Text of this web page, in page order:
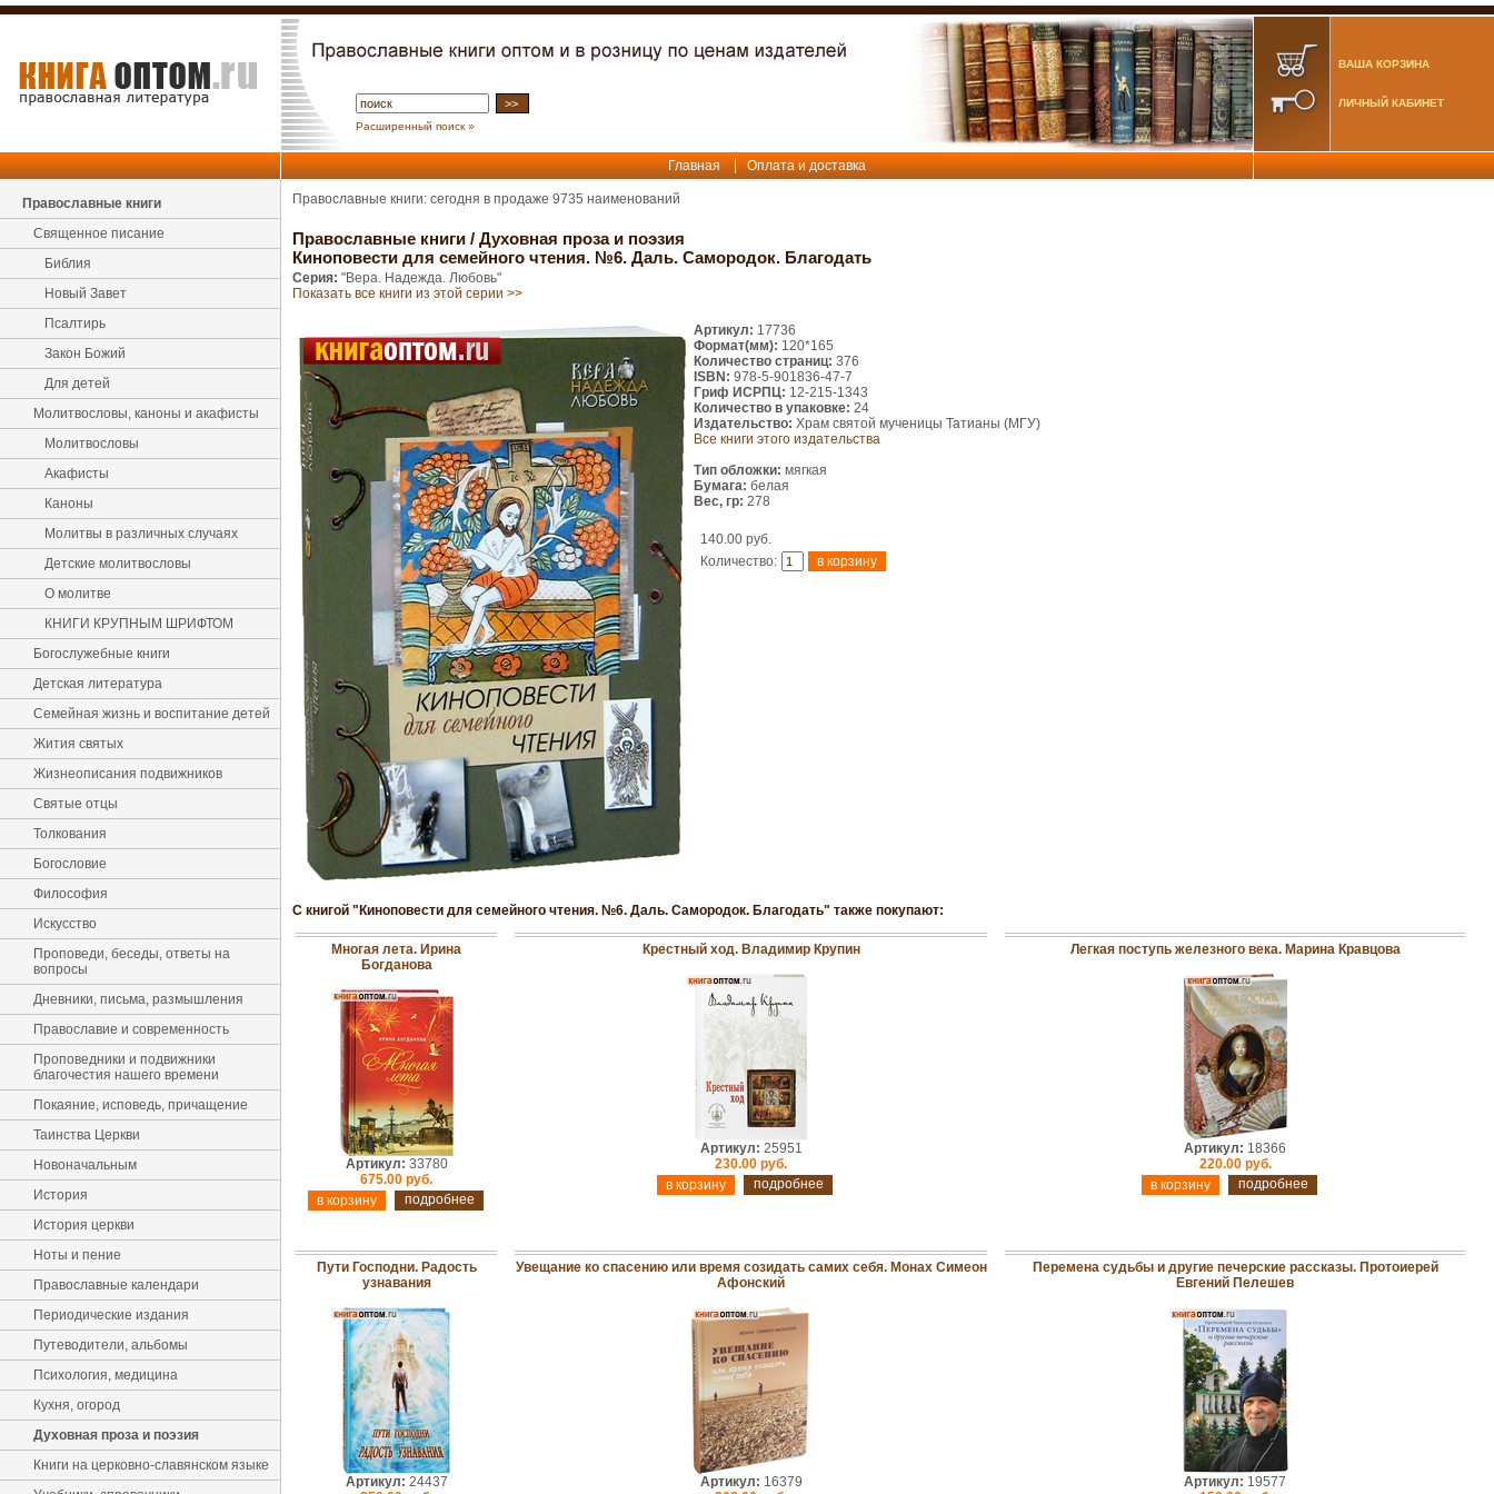
Расширенный поиск »
ВАША КОРЗИНА
ЛИЧНЫЙ КАБИНЕТ
Главная Оплата и доставка
Православные книги
Священное писание
Библия
Новый Завет
Псалтирь
Закон Божий
Для детей
Молитвословы, каноны и акафисты
Молитвословы
Акафисты
Каноны
Молитвы в различных случаях
Детские молитвословы
О молитве
КНИГИ КРУПНЫМ ШРИФТОМ
Богослужебные книги
Детская литература
Семейная жизнь и воспитание детей
Жития святых
Жизнеописания подвижников
Святые отцы
Толкования
Богословие
Философия
Искусство
Проповеди, беседы, ответы на
вопросы
Дневники, письма, размышления
Православие и современность
Проповедники и подвижники
благочестия нашего времени
Покаяние, исповедь, причащение
Таинства Церкви
Новоначальным
История
История церкви
Ноты и пение
Православные календари
Периодические издания
Путеводители, альбомы
Психология, медицина
Кухня, огород
Духовная проза и поэзия
Книги на церковно-славянском языке
Православные книги: сегодня в продаже 9735 наименований
Православные книги / Духовная проза и поэзия
Киноповести для семейного чтения. №6. Даль. Самородок. Благодать
Серия: "Вера. Надежда. Любовь"
Показать все книги из этой серии >>
Артикул: 17736
Формат(мм): 120*165
Количество страниц: 376
ISBN: 978-5-901836-47-7
Гриф ИСРПЦ: 12-215-1343
Количество в упаковке: 24
Издательство: Храм святой мученицы Татианы (МГУ)
Все книги этого издательства
Тип обложки: мягкая
Бумага: белая
Вес, гр: 278
140.00 руб.
Количество:
С книгой "Киноповести для семейного чтения. №6. Даль. Самородок. Благодать" также покупают:
Многая лета. Ирина
Богданова
Артикул: 33780
675.00 руб.
подробнее
Крестный ход. Владимир Крупин
Артикул: 25951
230.00 руб.
подробнее
Легкая поступь железного века. Марина Кравцова
Артикул: 18366
220.00 руб.
подробнее
Пути Господни. Радость
узнавания
Артикул: 24437
Увещание ко спасению или время созидать самих себя. Монах Симеон
Афонский
Артикул: 16379
Перемена судьбы и другие печерские рассказы. Протоиерей
Евгений Пелешев
Артикул: 19577